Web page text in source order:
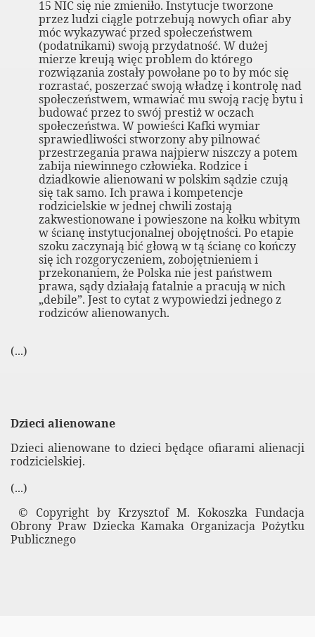
15 NIC się nie zmieniło. Instytucje tworzone
przez ludzi ciągle potrzebują nowych ofiar aby
móc wykazywać przed społeczeństwem
(podatnikami) swoją przydatność. W dużej
mierze kreują więc problem do którego
rozwiązania zostały powołane po to by móc się
rozrastać, poszerzać swoją władzę i kontrolę nad
społeczeństwem, wmawiać mu swoją rację bytu i
budować przez to swój prestiż w oczach
społeczeństwa. W powieści Kafki wymiar
sprawiedliwości stworzony aby pilnować
przestrzegania prawa najpierw niszczy a potem
zabija niewinnego człowieka. Rodzice i
dziadkowie alienowani w polskim sądzie czują
się tak samo. Ich prawa i kompetencje
rodzicielskie w jednej chwili zostają
zakwestionowane i powieszone na kołku wbitym
w ścianę instytucjonalnej obojętności. Po etapie
szoku zaczynają bić głową w tą ścianę co kończy
się ich rozgoryczeniem, zobojętnieniem i
przekonaniem, że Polska nie jest państwem
prawa, sądy działają fatalnie a pracują w nich
„debile”. Jest to cytat z wypowiedzi jednego z
rodziców alienowanych.
(...)
Dzieci alienowane
Dzieci alienowane to dzieci będące ofiarami alienacji
rodzicielskiej.
(...)
© Copyright by Krzysztof M. Kokoszka Fundacja
Obrony Praw Dziecka Kamaka Organizacja Pożytku
Publicznego
Fundacji Obrony Praw Dziecka Kamaka
Zgoda na przystąpienie Fundacji Obrony Praw
egzamin